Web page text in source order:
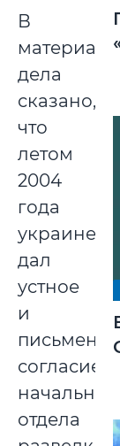
В
дела
сказано,
что
летом
2004
года
украинец
дал
устное
и
согласие
начальнику
отдела